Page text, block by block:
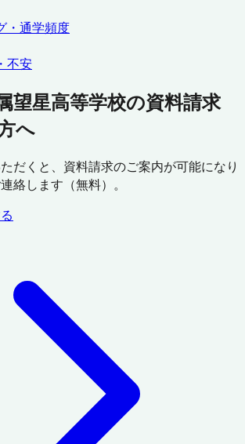
・通学頻度
不安
望星高等学校の資料請求
へ
だくと、資料請求のご案内が可能になり
絡します（無料）。